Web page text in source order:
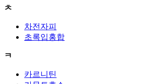
ㅊ
차전자피
초록입홍합
ㅋ
카르니틴